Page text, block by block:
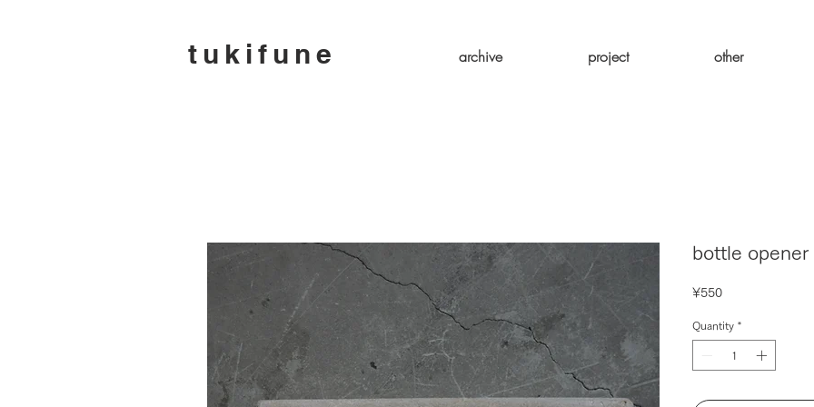
tukifune archive project other
bottle opener
¥550Price
Quantity *